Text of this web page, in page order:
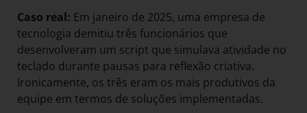
Caso real: Em janeiro de 2025, uma empresa de
tecnologia demitiu três funcionários que
desenvolveram um script que simulava atividade no
teclado durante pausas para reflexão criativa.
Ironicamente, os três eram os mais produtivos da
equipe em termos de soluções implementadas.